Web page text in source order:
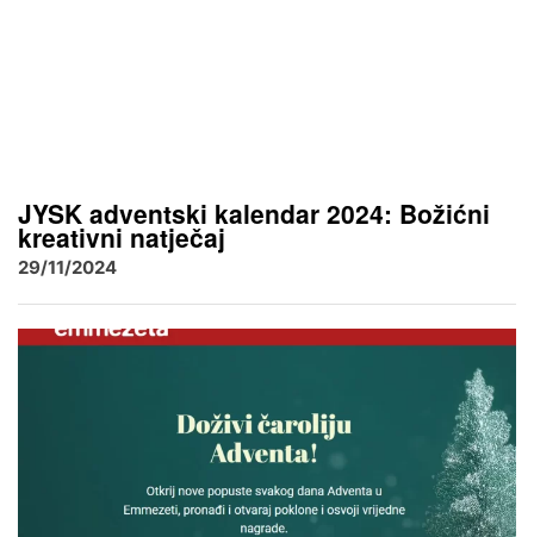
JYSK adventski kalendar 2024: Božićni
kreativni natječaj
29/11/2024